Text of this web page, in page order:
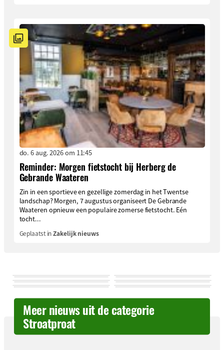
do. 6 aug. 2026 om 11:45
Reminder: Morgen fietstocht bij Herberg de
Gebrande Waateren
Zin in een sportieve en gezellige zomerdag in het Twentse
landschap? Morgen, 7 augustus organiseert De Gebrande
Waateren opnieuw een populaire zomerse fietstocht. Eén
tocht...
Geplaatst inZakelijk nieuws
Meer nieuws uit de categorie
Stroatproat